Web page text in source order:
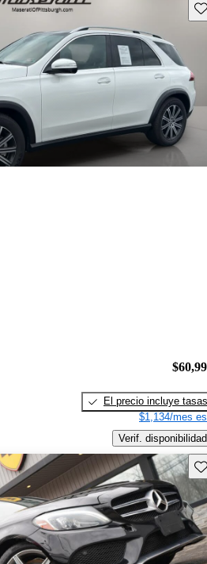
El precio incluye tasas
$1,134/mes
Verif. disponibilidad